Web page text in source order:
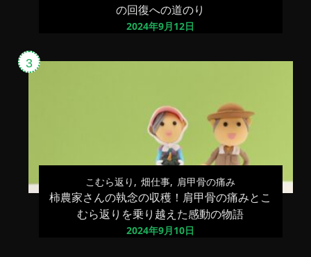
の回復への道のり
2024年9月12日
こむら返り 畑仕事 肩甲骨の痛み
柿農家さんの執念の収穫！肩甲骨の痛みとこ
むら返りを乗り越えた感動の物語
2024年9月10日